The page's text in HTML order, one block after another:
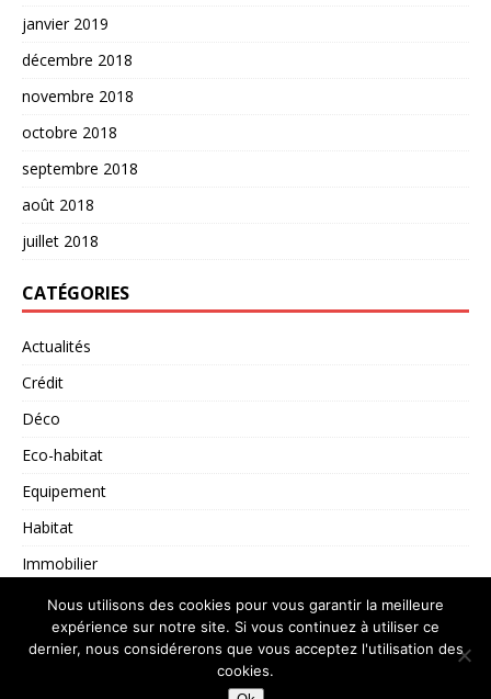
janvier 2019
décembre 2018
novembre 2018
octobre 2018
septembre 2018
août 2018
juillet 2018
CATÉGORIES
Actualités
Crédit
Déco
Eco-habitat
Equipement
Habitat
Immobilier
Non classé
Copyright © 2026 | Thème WordPress par
Nous utilisons des cookies pour vous garantir la meilleure
expérience sur notre site. Si vous continuez à utiliser ce
dernier, nous considérerons que vous acceptez l'utilisation des
cookies.